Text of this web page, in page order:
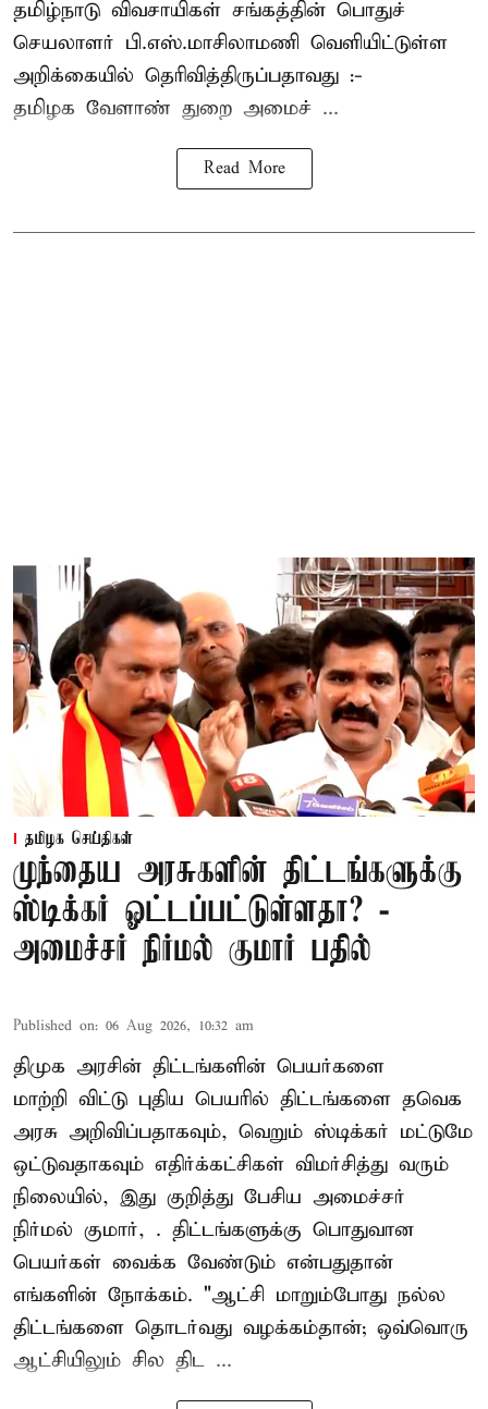
தமிழ்நாடு விவசாயிகள் சங்கத்தின் பொதுச்
செயலாளர் பி.எஸ்.மாசிலாமணி வெளியிட்டுள்ள
அறிக்கையில் தெரிவித்திருப்பதாவது :-
தமிழக வேளாண் துறை அமைச் ...
Read More
தமிழக செய்திகள்
முந்தைய அரசுகளின் திட்டங்களுக்கு
ஸ்டிக்கர் ஓட்டப்பட்டுள்ளதா? -
அமைச்சர் நிர்மல் குமார் பதில்
Published on: 06 Aug 2026, 10:32 am
திமுக அரசின் திட்டங்களின் பெயர்களை
மாற்றி விட்டு புதிய பெயரில் திட்டங்களை தவெக
அரசு அறிவிப்பதாகவும், வெறும் ஸ்டிக்கர் மட்டுமே
ஒட்டுவதாகவும் எதிர்க்கட்சிகள் விமர்சித்து வரும்
நிலையில், இது குறித்து பேசிய அமைச்சர்
நிர்மல் குமார், . திட்டங்களுக்கு பொதுவான
பெயர்கள் வைக்க வேண்டும் என்பதுதான்
எங்களின் நோக்கம். "ஆட்சி மாறும்போது நல்ல
திட்டங்களை தொடர்வது வழக்கம்தான்; ஒவ்வொரு
ஆட்சியிலும் சில திட ...